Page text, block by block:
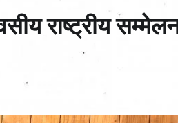
राष्ट्रीय